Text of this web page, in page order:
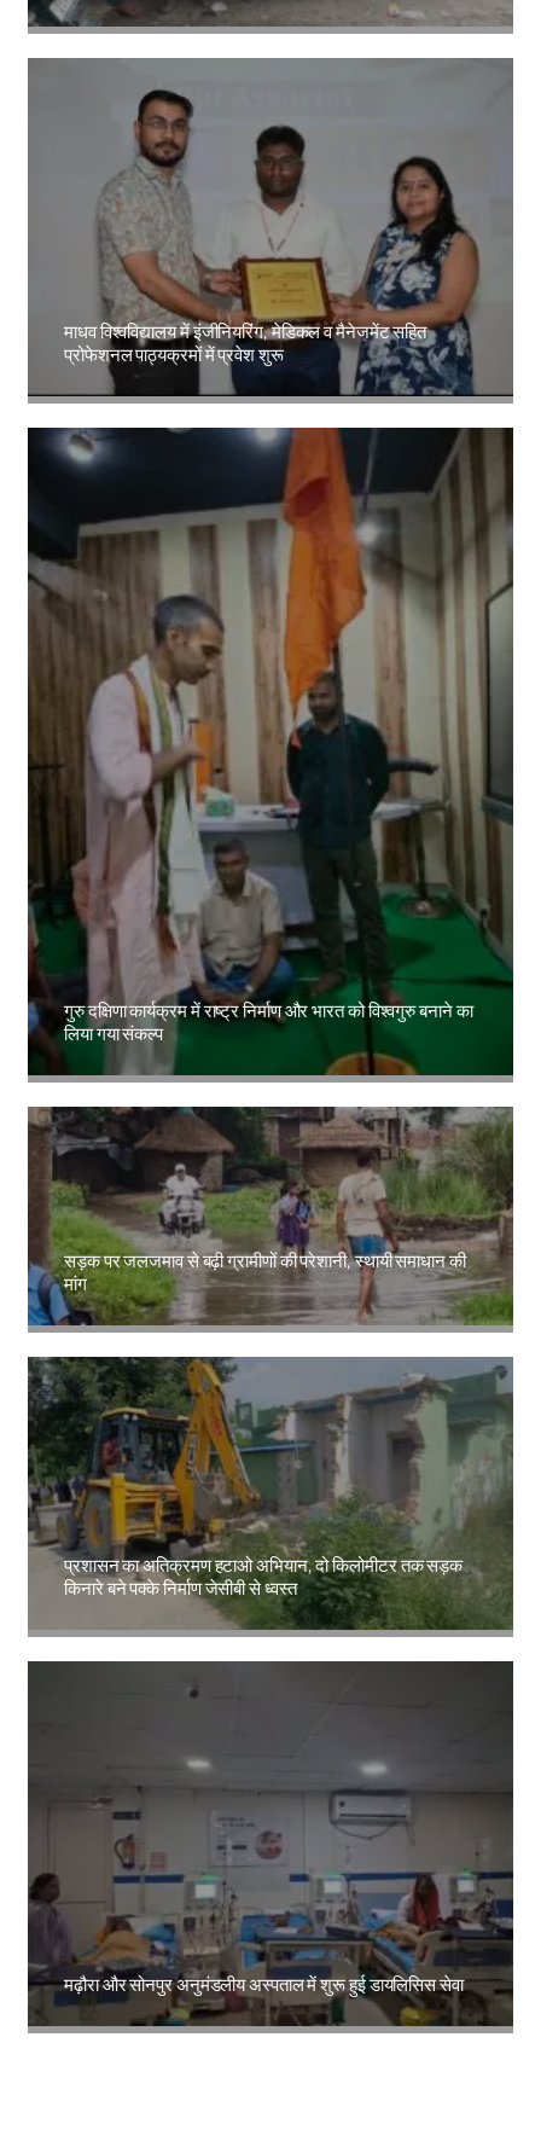
Amit Lekh
माधव विश्वविद्यालय में इंजीनियरिंग, मेडिकल व मैनेजमेंट सहित
प्रोफेशनल पाठ्यक्रमों में प्रवेश शुरू
Amit Lekh
गुरु दक्षिणा कार्यक्रम में राष्ट्र निर्माण और भारत को विश्वगुरु बनाने का
लिया गया संकल्प
सड़क पर जलजमाव से बढ़ी ग्रामीणों की परेशानी, स्थायी समाधान की
मांग
Amit Lekh
प्रशासन का अतिक्रमण हटाओ अभियान, दो किलोमीटर तक सड़क
किनारे बने पक्के निर्माण जेसीबी से ध्वस्त
मढ़ौरा और सोनपुर अनुमंडलीय अस्पताल में शुरू हुई डायलिसिस सेवा
Amit Lekh